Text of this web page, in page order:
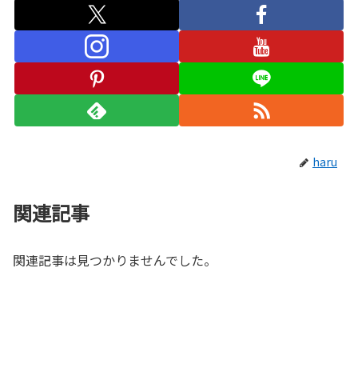
haru
関連記事
関連記事は見つかりませんでした。